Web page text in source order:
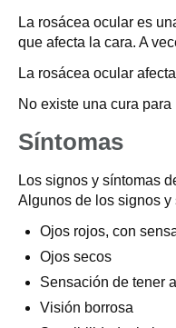
La rosácea ocular es
que afecta la cara. A
La rosácea ocular
No existe una cura
Síntomas
Los signos y síntomas
Algunos de los signos y
Ojos rojos, con
Ojos secos
Sensación de tener
Visión borrosa